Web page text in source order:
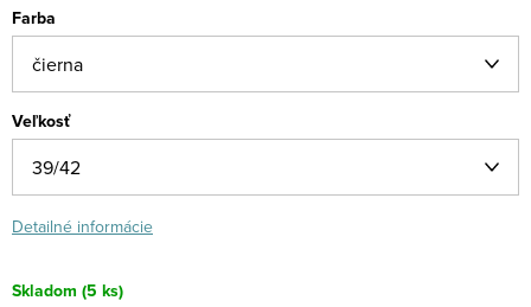
Farba
Veľkosť
Detailné informácie
Skladom (5 ks)